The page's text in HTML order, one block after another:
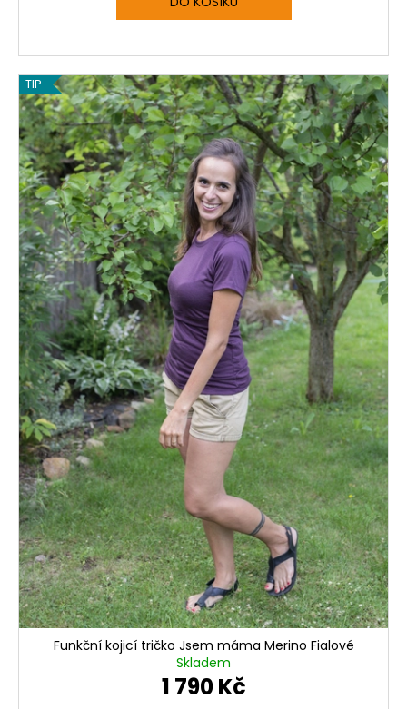
TIP
Funkční kojicí tričko Jsem máma Merino Fialové
Skladem
1 790 Kč